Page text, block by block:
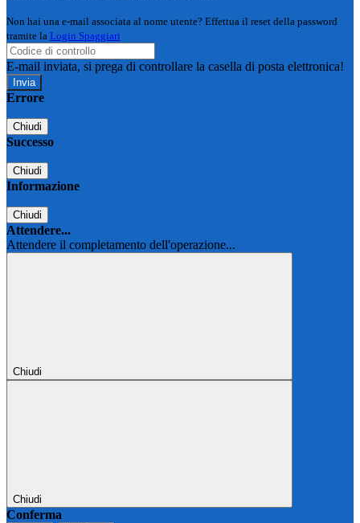
Non hai una e-mail associata al nome utente? Effettua il reset della password
tramite la Login Spaggiari
E-mail inviata, si prega di controllare la casella di posta elettronica!
Errore
Chiudi
Successo
Chiudi
Informazione
Chiudi
Attendere...
Attendere il completamento dell'operazione...
Chiudi
Chiudi
Conferma